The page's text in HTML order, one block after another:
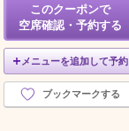
このクーポンで
空席確認・予約する
メニューを追加して予約
ブックマークする